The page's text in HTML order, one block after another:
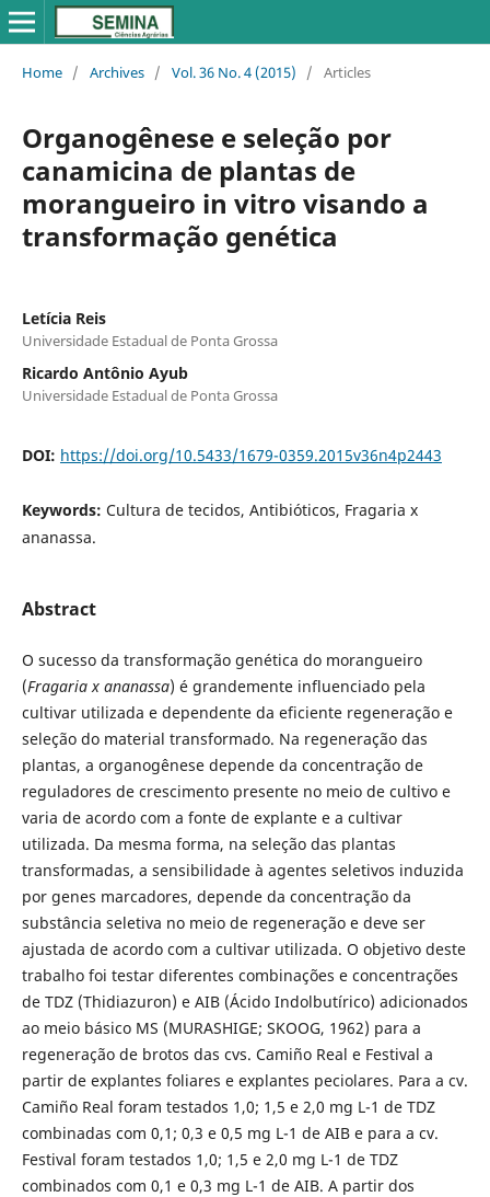
Home / Archives / Vol. 36 No. 4 (2015) / Articles
Organogênese e seleção por
canamicina de plantas de
morangueiro in vitro visando a
transformação genética
Letícia Reis
Universidade Estadual de Ponta Grossa
Ricardo Antônio Ayub
Universidade Estadual de Ponta Grossa
DOI: https://doi.org/10.5433/1679-0359.2015v36n4p2443
Keywords: Cultura de tecidos, Antibióticos, Fragaria x
ananassa.
Abstract
O sucesso da transformação genética do morangueiro
(Fragaria x ananassa) é grandemente influenciado pela
cultivar utilizada e dependente da eficiente regeneração e
seleção do material transformado. Na regeneração das
plantas, a organogênese depende da concentração de
reguladores de crescimento presente no meio de cultivo e
varia de acordo com a fonte de explante e a cultivar
utilizada. Da mesma forma, na seleção das plantas
transformadas, a sensibilidade à agentes seletivos induzida
por genes marcadores, depende da concentração da
substância seletiva no meio de regeneração e deve ser
ajustada de acordo com a cultivar utilizada. O objetivo deste
trabalho foi testar diferentes combinações e concentrações
de TDZ (Thidiazuron) e AIB (Ácido Indolbutírico) adicionados
ao meio básico MS (MURASHIGE; SKOOG, 1962) para a
regeneração de brotos das cvs. Camiño Real e Festival a
partir de explantes foliares e explantes peciolares. Para a cv.
Camiño Real foram testados 1,0; 1,5 e 2,0 mg L-1 de TDZ
combinadas com 0,1; 0,3 e 0,5 mg L-1 de AIB e para a cv.
Festival foram testados 1,0; 1,5 e 2,0 mg L-1 de TDZ
combinados com 0,1 e 0,3 mg L-1 de AIB. A partir dos